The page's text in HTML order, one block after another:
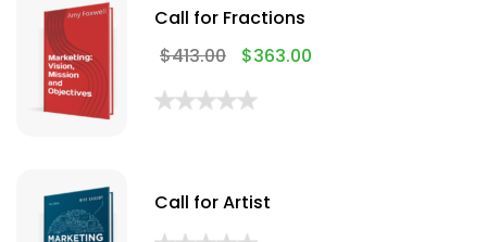
Call for Fractions
$413.00 $363.00
Call for Artist